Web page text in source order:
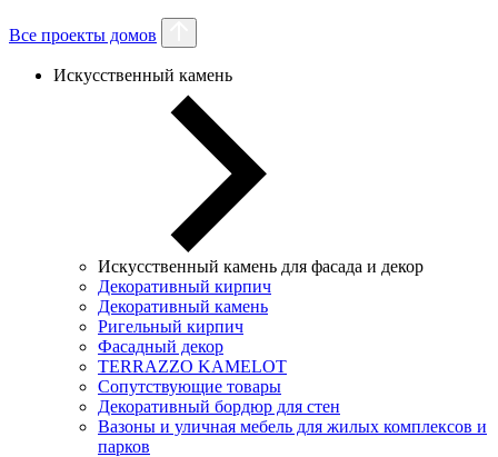
Все проекты домов
Искусственный камень
Искусственный камень для фасада и декор
Декоративный кирпич
Декоративный камень
Ригельный кирпич
Фасадный декор
TERRAZZO KAMELOT
Сопутствующие товары
Декоративный бордюр для стен
Вазоны и уличная мебель для жилых комплексов и
парков